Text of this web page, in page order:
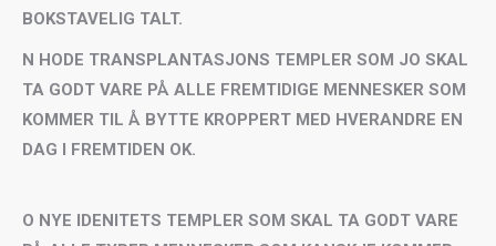
BOKSTAVELIG TALT.
N HODE TRANSPLANTASJONS TEMPLER SOM JO SKAL
TA GODT VARE PÅ ALLE FREMTIDIGE MENNESKER SOM
KOMMER TIL Å BYTTE KROPPERT MED HVERANDRE EN
DAG I FREMTIDEN OK.
O NYE IDENITETS TEMPLER SOM SKAL TA GODT VARE